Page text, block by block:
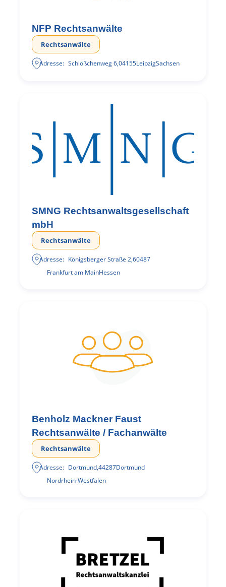
NFP Rechtsanwälte
Rechtsanwälte
Adresse: Schlößchenweg 6,04155LeipzigSachsen
SMNG Rechtsanwaltsgesellschaft
mbH
Rechtsanwälte
Adresse: Königsberger Straße 2,60487
Frankfurt am MainHessen
Benholz Mackner Faust
Rechtsanwälte / Fachanwälte
Rechtsanwälte
Adresse: Dortmund,44287Dortmund
Nordrhein-Westfalen